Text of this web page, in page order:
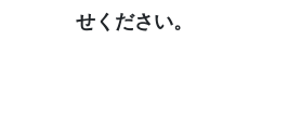
せください。